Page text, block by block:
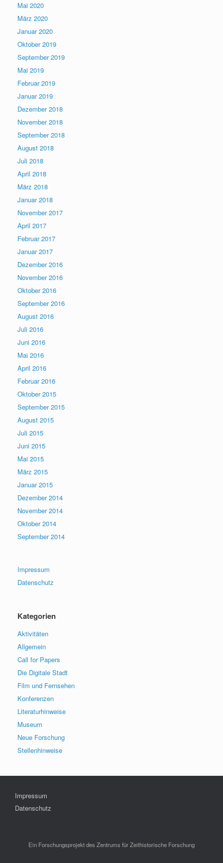
Mai 2020
März 2020
Januar 2020
Oktober 2019
September 2019
Mai 2019
Februar 2019
Januar 2019
Dezember 2018
November 2018
September 2018
August 2018
Juli 2018
April 2018
März 2018
Januar 2018
November 2017
April 2017
Februar 2017
Januar 2017
Dezember 2016
November 2016
Oktober 2016
September 2016
August 2016
Juli 2016
Juni 2016
Mai 2016
April 2016
Februar 2016
Oktober 2015
September 2015
August 2015
Juli 2015
Juni 2015
Mai 2015
März 2015
Januar 2015
Dezember 2014
November 2014
Oktober 2014
September 2014
Impressum
Datenschutz
Kategorien
Aktivitäten
Allgemein
Call for Papers
Die Digitale Stadt
Film und Fernsehen
Konferenzen
Literaturhinweise
Museum
Neue Forschung
Stellenhinweise
Impressum
Datenschutz
Ein Forschungsprojekt des Zentrums für Zeithistorische Forschung